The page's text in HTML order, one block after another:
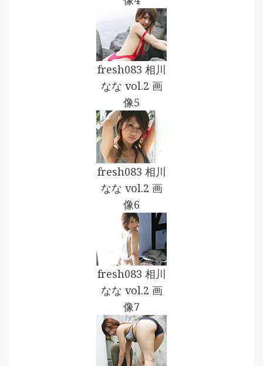
fresh083 相川
なな vol.2 画
像5
fresh083 相川
なな vol.2 画
像6
fresh083 相川
なな vol.2 画
像7